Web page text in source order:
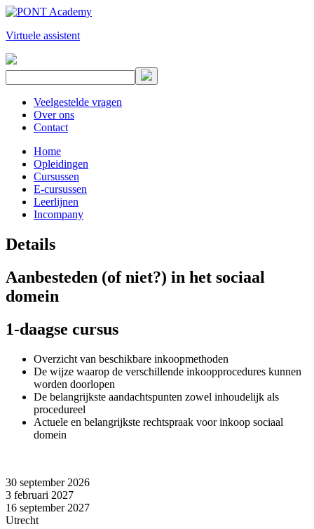
Virtuele assistent
Veelgestelde vragen
Over ons
Contact
Home
Opleidingen
Cursussen
E-cursussen
Leerlijnen
Incompany
Details
Aanbesteden (of niet?) in het sociaal
domein
1-daagse cursus
Overzicht van beschikbare inkoopmethoden
De wijze waarop de verschillende inkoopprocedures kunnen
worden doorlopen
De belangrijkste aandachtspunten zowel inhoudelijk als
procedureel
Actuele en belangrijkste rechtspraak voor inkoop sociaal
domein
30 september 2026
3 februari 2027
16 september 2027
Utrecht